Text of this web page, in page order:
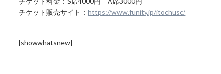
チケット販売サイト：https://www.funity.jp/itochusc/
[showwhatsnew]